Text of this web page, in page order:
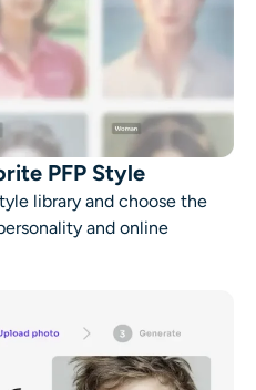
PFP Style
library and choose the
and online